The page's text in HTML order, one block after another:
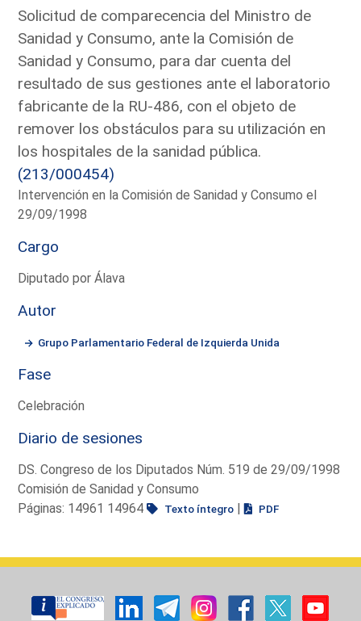
Solicitud de comparecencia del Ministro de
Sanidad y Consumo, ante la Comisión de
Sanidad y Consumo, para dar cuenta del
resultado de sus gestiones ante el laboratorio
fabricante de la RU-486, con el objeto de
remover los obstáculos para su utilización en
los hospitales de la sanidad pública.
(213/000454)
Intervención en la Comisión de Sanidad y Consumo el
29/09/1998
Cargo
Diputado por Álava
Autor
Grupo Parlamentario Federal de Izquierda Unida
Fase
Celebración
Diario de sesiones
DS. Congreso de los Diputados Núm. 519 de 29/09/1998
Comisión de Sanidad y Consumo
Páginas: 14961 14964
Texto íntegro | PDF